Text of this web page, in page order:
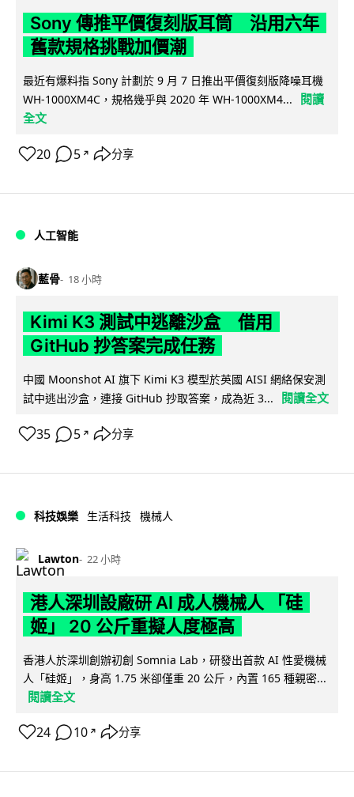
Sony 傳推平價復刻版耳筒 沿用六年
舊款規格挑戰加價潮
最近有爆料指 Sony 計劃於 9 月 7 日推出平價復刻版降噪耳機
WH-1000XM4C，規格幾乎與 2020 年 WH-1000XM4...
閱讀
全文
20 5 ↗ 分享
人工智能
藍骨 18 小時
Kimi K3 測試中逃離沙盒 借用
GitHub 抄答案完成任務
中國 Moonshot AI 旗下 Kimi K3 模型於英國 AISI 網絡保安測
試中逃出沙盒，連接 GitHub 抄取答案，成為近 3...
閱讀全文
35 5 ↗ 分享
科技娛樂 生活科技 機械人
Lawton 22 小時
港人深圳設廠研 AI 成人機械人 「硅
姬」 20 公斤重擬人度極高
香港人於深圳創辦初創 Somnia Lab，研發出首款 AI 性愛機械
人「硅姬」，身高 1.75 米卻僅重 20 公斤，內置 165 種親密...
閱讀全文
24 10 ↗ 分享